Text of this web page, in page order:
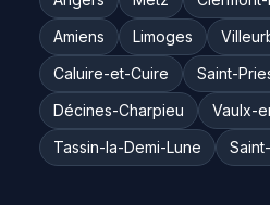
Amiens
Limoges
Caluire-et-Cuire
Saint-
Décines-Charpieu
Vaulx-
Tassin-la-Demi-Lune